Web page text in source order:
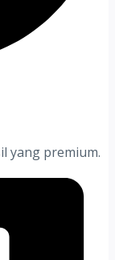
yang premium.